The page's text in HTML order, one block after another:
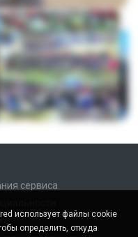
сервиса
использует файлы cookie
определить, откуда